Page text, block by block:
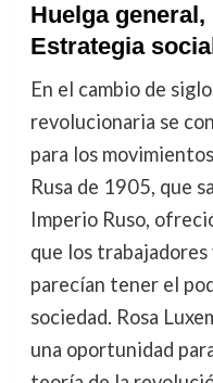
Huelga
Estrategia
En el cambio de
revolucionaria se
para los
Rusa de 1905, que
Imperio Ruso,
que los trabajadores
parecían tener el
sociedad. Rosa
una oportunidad